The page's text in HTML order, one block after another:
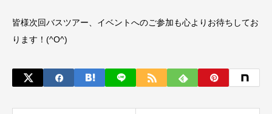
皆様次回バスツアー、イベントへのご参加も心よりお待ちしてお
ります！(^O^)